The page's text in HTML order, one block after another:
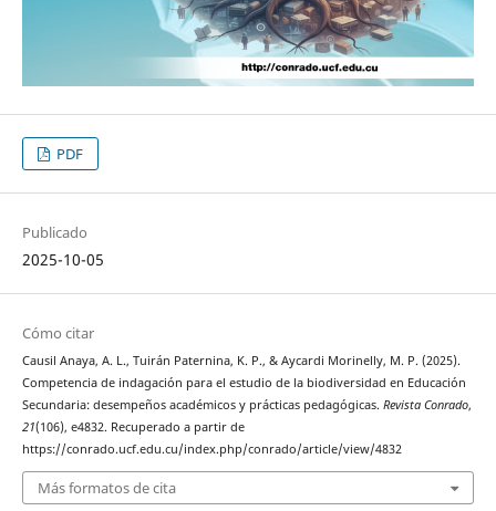
PDF
Publicado
2025-10-05
Cómo citar
Causil Anaya, A. L., Tuirán Paternina, K. P., & Aycardi Morinelly, M. P. (2025).
Competencia de indagación para el estudio de la biodiversidad en Educación
Secundaria: desempeños académicos y prácticas pedagógicas. Revista Conrado,
21(106), e4832. Recuperado a partir de
https://conrado.ucf.edu.cu/index.php/conrado/article/view/4832
Más formatos de cita